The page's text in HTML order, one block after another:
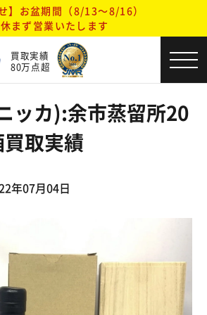
】お盆期間（8/13～8/16）
まず営業いたします
買取実績
80万点超
ッカ):余市蒸留所20
取実績
年07月04日